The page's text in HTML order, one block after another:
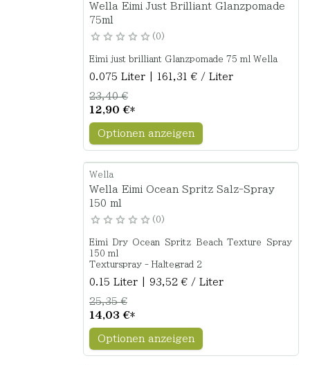
Wella Eimi Just Brilliant Glanzpomade
75ml
0
0.075 Liter | 161,31 € / Liter
12,90 €*
23,40 €
Optionen anzeigen
Wella
Wella Eimi Ocean Spritz Salz-Spray
150 ml
0
Eimi Dry Ocean Spritz Beach Texture Spray
150 ml
Texturspray - Haltegrad 2
0.15 Liter | 93,52 € / Liter
14,03 €*
25,35 €
Optionen anzeigen